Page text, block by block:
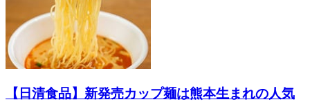
【日清食品】新発売カップ麺は熊本生まれの人気